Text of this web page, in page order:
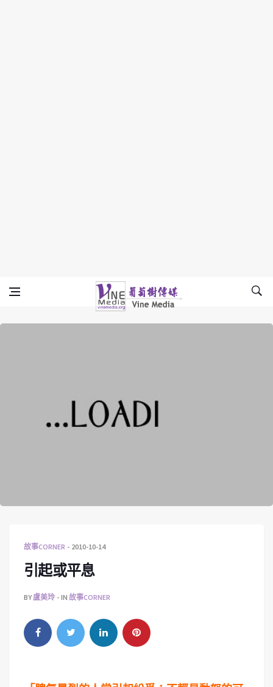
Vine Media
葡萄樹傳媒
故事CORNER 2010-10-14
引起或平息
BY盧美玲 IN 故事CORNER